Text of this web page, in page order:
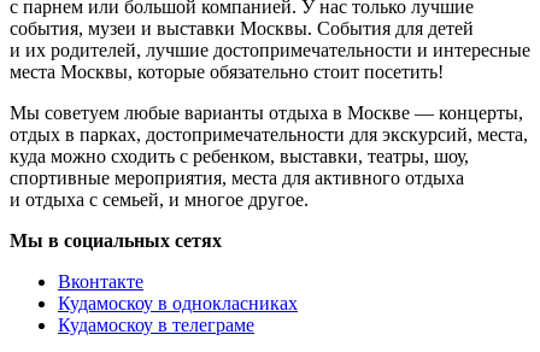
с парнем или большой компанией. У нас только лучшие
события, музеи и выставки Москвы. События для детей
и их родителей, лучшие достопримечательности и интересные
места Москвы, которые обязательно стоит посетить!
Мы советуем любые варианты отдыха в Москве — концерты,
отдых в парках, достопримечательности для экскурсий, места,
куда можно сходить с ребенком, выставки, театры, шоу,
спортивные мероприятия, места для активного отдыха
и отдыха с семьей, и многое другое.
Мы в социальных сетях
Вконтакте
Кудамоскоу в однокласниках
Кудамоскоу в телеграме